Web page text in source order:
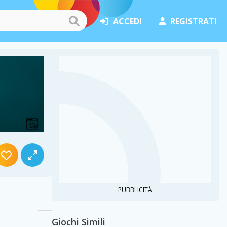
ACCEDI REGISTRATI
PUBBLICITÀ
Giochi Simili